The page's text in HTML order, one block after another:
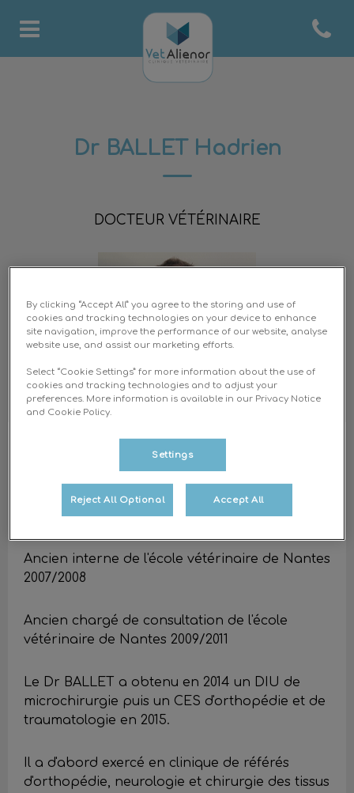
Page d'accueil de Clinique
Open
Dr BALLET Hadrien
DOCTEUR VÉTÉRINAIRE
Dr BALLET Hadrien
DIU de
traumatologieDocteur vétérinaire
Diplômé de l'Ulg de Liège en 2007
Ancien interne de l'école vétérinaire de Nantes
2007/2008
Ancien chargé de consultation de l'école
vétérinaire de Nantes 2009/2011
Le Dr BALLET a obtenu en 2014 un DIU de
microchirurgie puis un CES d'orthopédie et de
traumatologie en 2015.
Il a d'abord exercé en clinique de référés
d'orthopédie, neurologie et chirurgie des tissus
By clicking “Accept All” you agree to the storing and use of
cookies and tracking technologies on your device to enhance
site navigation, improve the performance of our website, analyse
website use, and assist our marketing efforts.
Select “Cookie Settings” for more information about the use of
cookies and tracking technologies and to adjust your
preferences. More information is available in our Privacy Notice
and Cookie Policy.
Settings
Reject All Optional Accept All